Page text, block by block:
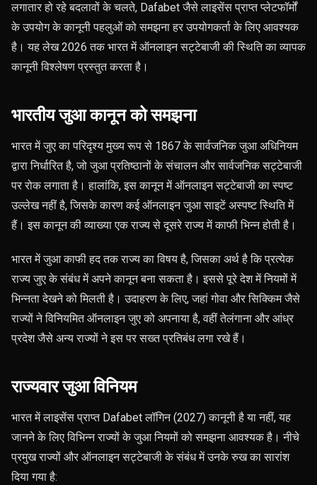
लगातार हो रहे बदलावों के चलते, Dafabet जैसे लाइसेंस प्राप्त प्लेटफॉर्मों
के उपयोग के कानूनी पहलुओं को समझना हर उपयोगकर्ता के लिए आवश्यक
है। यह लेख 2026 तक भारत में ऑनलाइन सट्टेबाजी की स्थिति का व्यापक
कानूनी विश्लेषण प्रस्तुत करता है।
भारतीय जुआ कानून को समझना
भारत में जुए का परिदृश्य मुख्य रूप से 1867 के सार्वजनिक जुआ अधिनियम
द्वारा निर्धारित है, जो जुआ प्रतिष्ठानों के संचालन और सार्वजनिक सट्टेबाजी
पर रोक लगाता है। हालांकि, इस कानून में ऑनलाइन सट्टेबाजी का स्पष्ट
उल्लेख नहीं है, जिसके कारण कई ऑनलाइन जुआ साइटें अस्पष्ट स्थिति में
हैं। इस कानून की व्याख्या एक राज्य से दूसरे राज्य में काफी भिन्न होती है।
भारत में जुआ काफी हद तक राज्य का विषय है, जिसका अर्थ है कि प्रत्येक
राज्य जुए के संबंध में अपने कानून बना सकता है। इससे पूरे देश में नियमों में
भिन्नता देखने को मिलती है। उदाहरण के लिए, जहां गोवा और सिक्किम जैसे
राज्यों ने विनियमित ऑनलाइन जुए को अपनाया है, वहीं तेलंगाना और आंध्र
प्रदेश जैसे अन्य राज्यों ने इस पर सख्त प्रतिबंध लगा रखे हैं।
राज्यवार जुआ विनियम
भारत में लाइसेंस प्राप्त Dafabet लॉगिन (2027) कानूनी है या नहीं, यह
जानने के लिए विभिन्न राज्यों के जुआ नियमों को समझना आवश्यक है। नीचे
प्रमुख राज्यों और ऑनलाइन सट्टेबाजी के संबंध में उनके रुख का सारांश
दिया गया है: